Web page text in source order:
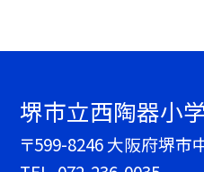
堺市立西陶器小
〒599-8246 大阪府堺市